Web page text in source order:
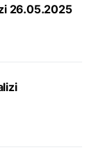
26.05.2025